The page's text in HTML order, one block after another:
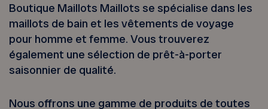
Boutique Maillots Maillots se spécialise dans les
maillots de bain et les vêtements de voyage
pour homme et femme. Vous trouverez
également une sélection de prêt-à-porter
saisonnier de qualité.
Nous offrons une gamme de produits de toutes